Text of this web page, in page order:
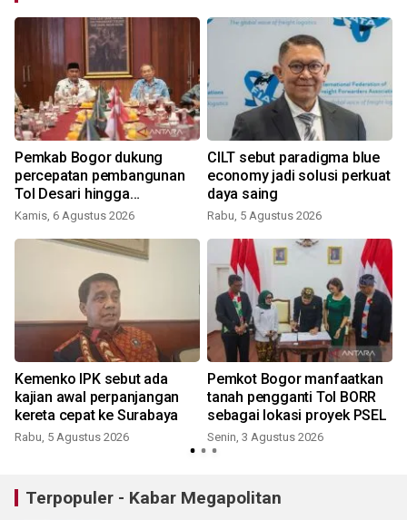
Pemkab Bogor dukung
percepatan pembangunan
Tol Desari hingga
Salabenda
Kamis, 6 Agustus 2026
CILT sebut paradigma blue
economy jadi solusi perkuat
daya saing
Rabu, 5 Agustus 2026
Kemenko IPK sebut ada
kajian awal perpanjangan
kereta cepat ke Surabaya
Rabu, 5 Agustus 2026
Pemkot Bogor manfaatkan
tanah pengganti Tol BORR
sebagai lokasi proyek PSEL
Senin, 3 Agustus 2026
Terpopuler - Kabar Megapolitan